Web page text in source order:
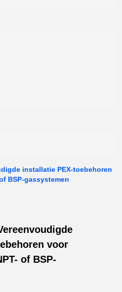
installatie PEX-toebehoren
BSP-gassystemen
voor
of BSP-